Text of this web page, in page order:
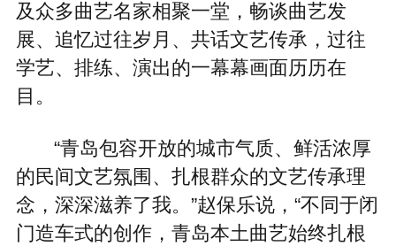
及众多曲艺名家相聚一堂，畅谈曲艺发
展、追忆过往岁月、共话文艺传承，过往
学艺、排练、演出的一幕幕画面历历在
目。
“青岛包容开放的城市气质、鲜活浓厚
的民间文艺氛围、扎根群众的文艺传承理
念，深深滋养了我。”赵保乐说，“不同于闭
门造车式的创作，青岛本土曲艺始终扎根